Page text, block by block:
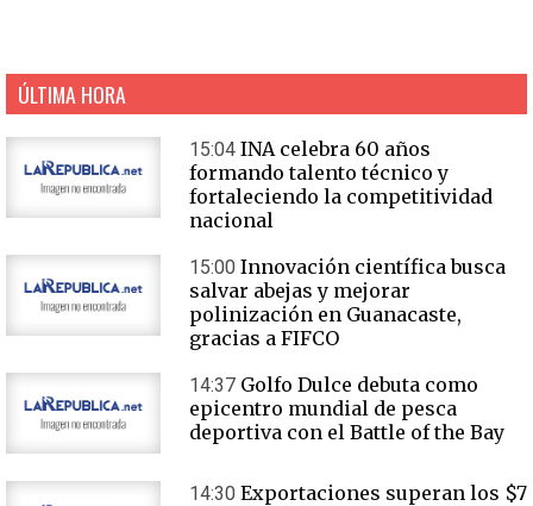
ÚLTIMA HORA
15:04 INA celebra 60 años
formando talento técnico y
fortaleciendo la competitividad
nacional
15:00 Innovación científica busca
salvar abejas y mejorar
polinización en Guanacaste,
gracias a FIFCO
14:37 Golfo Dulce debuta como
epicentro mundial de pesca
deportiva con el Battle of the Bay
14:30 Exportaciones superan los $7